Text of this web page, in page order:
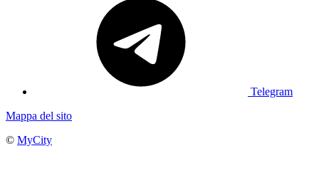
Telegram
Mappa del sito
© MyCity